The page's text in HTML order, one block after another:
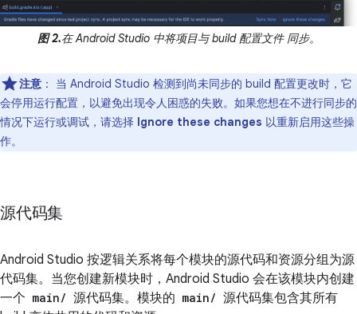
图 2.在 Android Studio 中将项目与 build 配置文件 同步。
注意 ：
当 Android Studio 检测到尚未同步的 build 配置更改时，它
会停用运行配置，以避免出现令人困惑的失败。如果您想在不进行同步的
情况下运行或调试，请选择 Ignore these changes 以重新启用这些操
作。
源代码集
Android Studio 按逻辑关系将每个模块的源代码和资源分组为源
代码集。 当您创建新模块时，Android Studio 会在该模块内创建
一个 main/ 源代码集。模块的 main/ 源代码集包含其所有